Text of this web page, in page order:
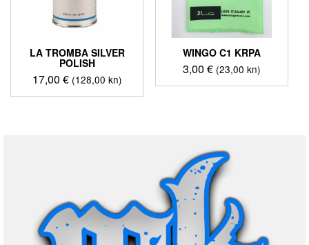
LA TROMBA SILVER
POLISH
17,00 € (128,00 kn)
WINGO C1 KRPA
3,00 € (23,00 kn)